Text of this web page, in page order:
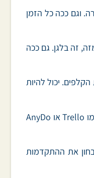
וגם ככה כל הזמן
אם אפשר, אז אחת בכל פעם. אם חייבים, אז עוד אחת או 2 לכל היותר. יותר מזה, זה בלגן. גם ככה
יכול להיות
לכן, רצוי לכתוב את המטרות שלנו. ואפילו לחלק אותן ל"רוצה לעשות", "עושה" ו"סיימתי". ניתן לעשות את זה בכתב. או לחליפין להשתמש בתוכנות מעקב אחרי משימות כמו Trello או AnyDo
את ההתקדמות